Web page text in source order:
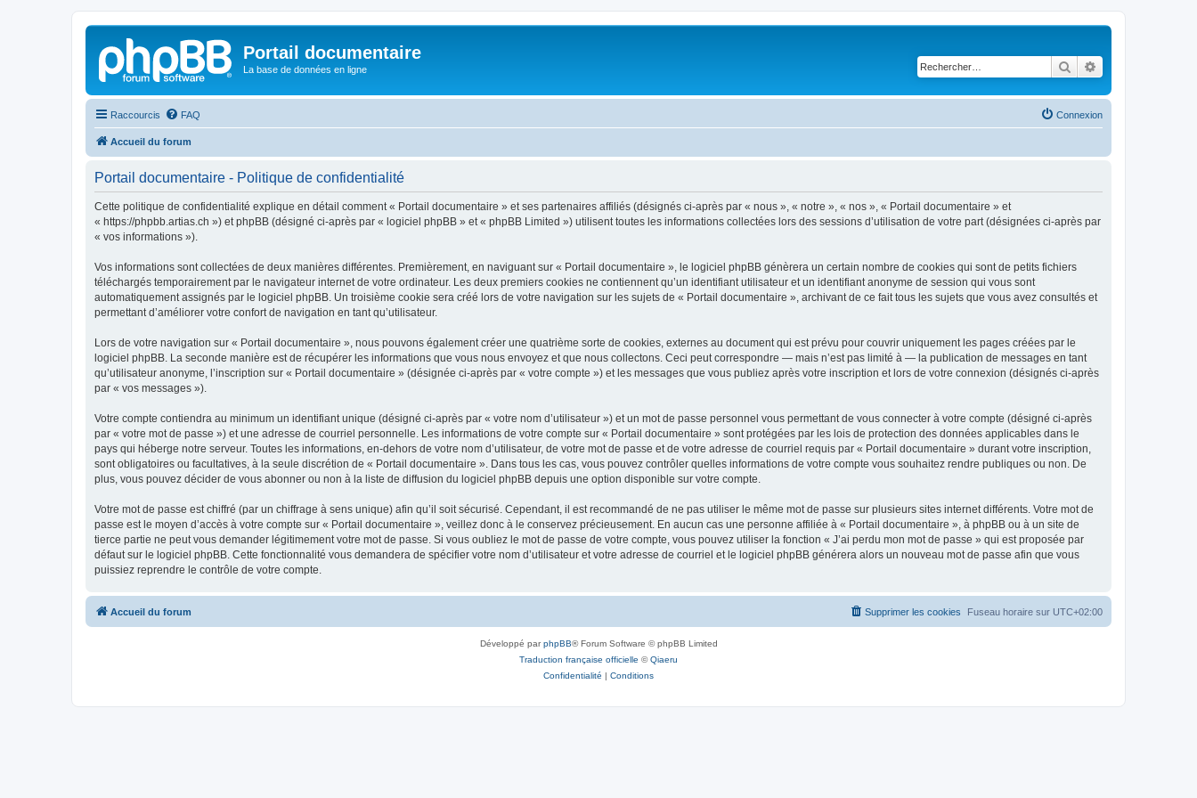
Portail documentaire
La base de données en ligne Rechercher
Raccourcis FAQ Connexion
Accueil du forum
Portail documentaire - Politique de confidentialité
Cette politique de confidentialité explique en détail comment « Portail documentaire » et ses partenaires affiliés (désignés ci-après par « nous », « notre », « nos », « Portail documentaire » et
« https://phpbb.artias.ch ») et phpBB (désigné ci-après par « logiciel phpBB » et « phpBB Limited ») utilisent toutes les informations collectées lors des sessions d’utilisation de votre part (désignées ci-après par
« vos informations »).
Vos informations sont collectées de deux manières différentes. Premièrement, en naviguant sur « Portail documentaire », le logiciel phpBB génèrera un certain nombre de cookies qui sont de petits fichiers
téléchargés temporairement par le navigateur internet de votre ordinateur. Les deux premiers cookies ne contiennent qu’un identifiant utilisateur et un identifiant anonyme de session qui vous sont
automatiquement assignés par le logiciel phpBB. Un troisième cookie sera créé lors de votre navigation sur les sujets de « Portail documentaire », archivant de ce fait tous les sujets que vous avez consultés et
permettant d’améliorer votre confort de navigation en tant qu’utilisateur.
Lors de votre navigation sur « Portail documentaire », nous pouvons également créer une quatrième sorte de cookies, externes au document qui est prévu pour couvrir uniquement les pages créées par le
logiciel phpBB. La seconde manière est de récupérer les informations que vous nous envoyez et que nous collectons. Ceci peut correspondre — mais n’est pas limité à — la publication de messages en tant
qu’utilisateur anonyme, l’inscription sur « Portail documentaire » (désignée ci-après par « votre compte ») et les messages que vous publiez après votre inscription et lors de votre connexion (désignés ci-après
par « vos messages »).
Votre compte contiendra au minimum un identifiant unique (désigné ci-après par « votre nom d’utilisateur ») et un mot de passe personnel vous permettant de vous connecter à votre compte (désigné ci-après
par « votre mot de passe ») et une adresse de courriel personnelle. Les informations de votre compte sur « Portail documentaire » sont protégées par les lois de protection des données applicables dans le
pays qui héberge notre serveur. Toutes les informations, en-dehors de votre nom d’utilisateur, de votre mot de passe et de votre adresse de courriel requis par « Portail documentaire » durant votre inscription,
sont obligatoires ou facultatives, à la seule discrétion de « Portail documentaire ». Dans tous les cas, vous pouvez contrôler quelles informations de votre compte vous souhaitez rendre publiques ou non. De
plus, vous pouvez décider de vous abonner ou non à la liste de diffusion du logiciel phpBB depuis une option disponible sur votre compte.
Votre mot de passe est chiffré (par un chiffrage à sens unique) afin qu’il soit sécurisé. Cependant, il est recommandé de ne pas utiliser le même mot de passe sur plusieurs sites internet différents. Votre mot de
passe est le moyen d’accès à votre compte sur « Portail documentaire », veillez donc à le conservez précieusement. En aucun cas une personne affiliée à « Portail documentaire », à phpBB ou à un site de
tierce partie ne peut vous demander légitimement votre mot de passe. Si vous oubliez le mot de passe de votre compte, vous pouvez utiliser la fonction « J’ai perdu mon mot de passe » qui est proposée par
défaut sur le logiciel phpBB. Cette fonctionnalité vous demandera de spécifier votre nom d’utilisateur et votre adresse de courriel et le logiciel phpBB générera alors un nouveau mot de passe afin que vous
puissiez reprendre le contrôle de votre compte.
Accueil du forum Fuseau horaire sur UTC+02:00
Supprimer les cookies
Développé parphpBB® Forum Software © phpBB Limited
Traduction française officielle ©Qiaeru
Confidentialité | Conditions